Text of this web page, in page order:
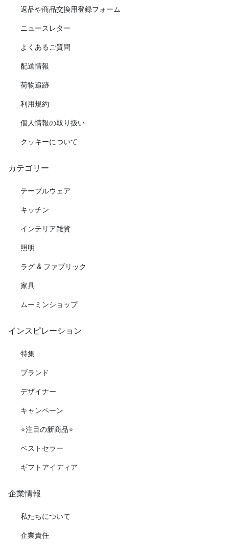
返品や商品交換用登録フォーム
ニュースレター
よくあるご質問
配送情報
荷物追跡
利用規約
個人情報の取り扱い
クッキーについて
カテゴリー
テーブルウェア
キッチン
インテリア雑貨
照明
ラグ & ファブリック
家具
ムーミンショップ
インスピレーション
特集
ブランド
デザイナー
キャンペーン
⭐️注目の新商品⭐️
ベストセラー
ギフトアイディア
企業情報
私たちについて
企業責任